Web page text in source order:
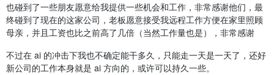
也碰到了一些朋友愿意给我提供一些机会和工作，非常感谢他们，最
终碰到了现在的这家公司，老板愿意接受我远程工作方便在家里照顾
母亲，并且工资也比之前高了几倍（当然工作量也是），非常感谢
不过在 ai 的冲击下我也不确定能干多久，只能走一天是一天了，还好
新公司的工作本身就是 ai 方向的，或许可以持久一些。